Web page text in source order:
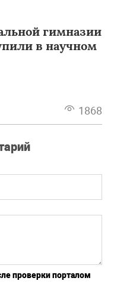
гимназии
в научном
1868
проверки порталом